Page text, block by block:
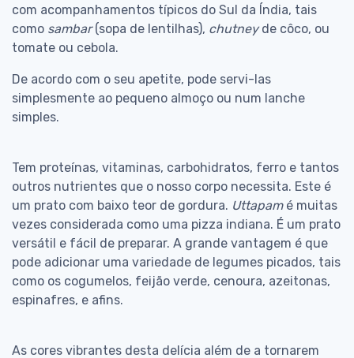
com acompanhamentos típicos do Sul da Índia, tais
como sambar(sopa de lentilhas), chutneyde côco, ou
tomate ou cebola.
De acordo com o seu apetite, pode servi-las
simplesmente ao pequeno almoço ou num lanche
simples.
Tem proteínas, vitaminas, carbohidratos, ferro e tantos
outros nutrientes que o nosso corpo necessita. Este é
um prato com baixo teor de gordura. Uttapamé muitas
vezes considerada como uma pizza indiana. É um prato
versátil e fácil de preparar. A grande vantagem é que
pode adicionar uma variedade de legumes picados, tais
como os cogumelos, feijão verde, cenoura, azeitonas,
espinafres, e afins.
As cores vibrantes desta delícia além de a tornarem